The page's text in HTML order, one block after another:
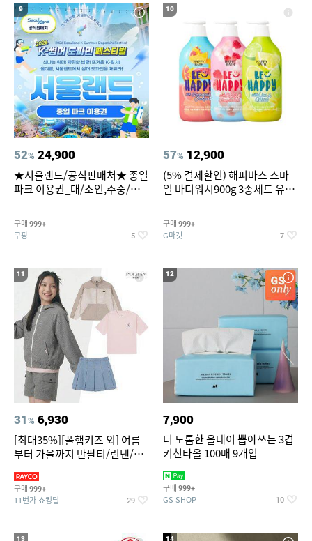
9
52% 24,900
★서울랜드/공식판매처★ 종일
파크 이용권_대/소인,주중/주
구매 999+
쿠팡 5
10
57% 12,900
(5% 결제할인) 해피바스 스마
일 바디워시900g 3종세트 유
구매 999+
G마켓 7
11
31% 6,930
[최대35%][폴햄키즈 외] 여름
부터 가을까지 반팔티/린넨/맨
구매 999+
11번가 쇼킹딜 29
12
7,900
더 도톰한 올데이 뽑아쓰는 3겹
키친타올 100매 9개입
구매 999+
GS SHOP 10
13 14